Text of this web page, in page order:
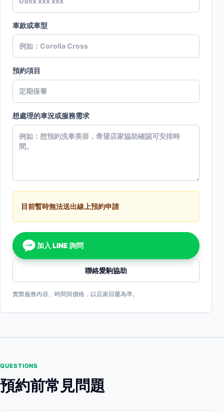
車款或車型
預約項目
想處理的車況或服務需求
目前暫時無法送出線上預約申請
LINE 加入 LINE 詢問
聯絡愛駒協助
實際服務內容、時間與價格，以店家回覆為準。
QUESTIONS
預約前常見問題